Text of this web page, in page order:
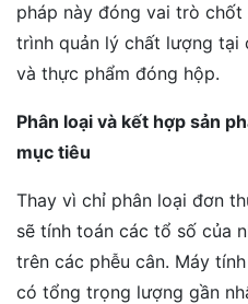
pháp này đóng vai trò
trình quản lý chất lượng tại
và thực phẩm đóng hộp.
Phân loại và kết hợp sản
mục tiêu
Thay vì chỉ phân loại đơn
sẽ tính toán các tổ số của
trên các phễu cân. Máy
có tổng trọng lượng gần